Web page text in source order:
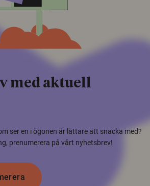
med aktuell
ser en i ögonen är lättare att snacka med?
prenumerera på vårt nyhetsbrev!